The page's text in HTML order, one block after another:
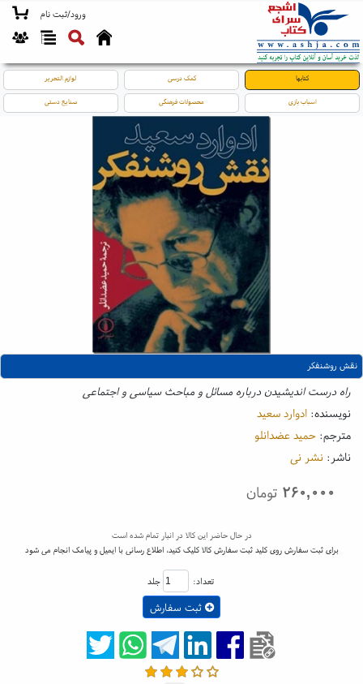
ورود/ثبت نام
کتابها کمک درسی لوازم التحریر
اسباب بازی محصولات فرهنگی صنایع دستی
نقش روشنفکر
راه درست اندیشیدن درباره مسائل و مباحث سیاسی و اجتماعی
نویسنده: ادوارد سعید
مترجم: حمید عضدانلو
ناشر: نشر نی
۲۶۰,۰۰۰ تومان
در حال حاضر این کالا در انبار تمام شده است
برای ثبت سفارش روی کلید ثبت سفارش کالا کلیک کنید، اطلاع رسانی با ایمیل و پیامک انجام می شود
تعداد: جلد
ثبت سفارش